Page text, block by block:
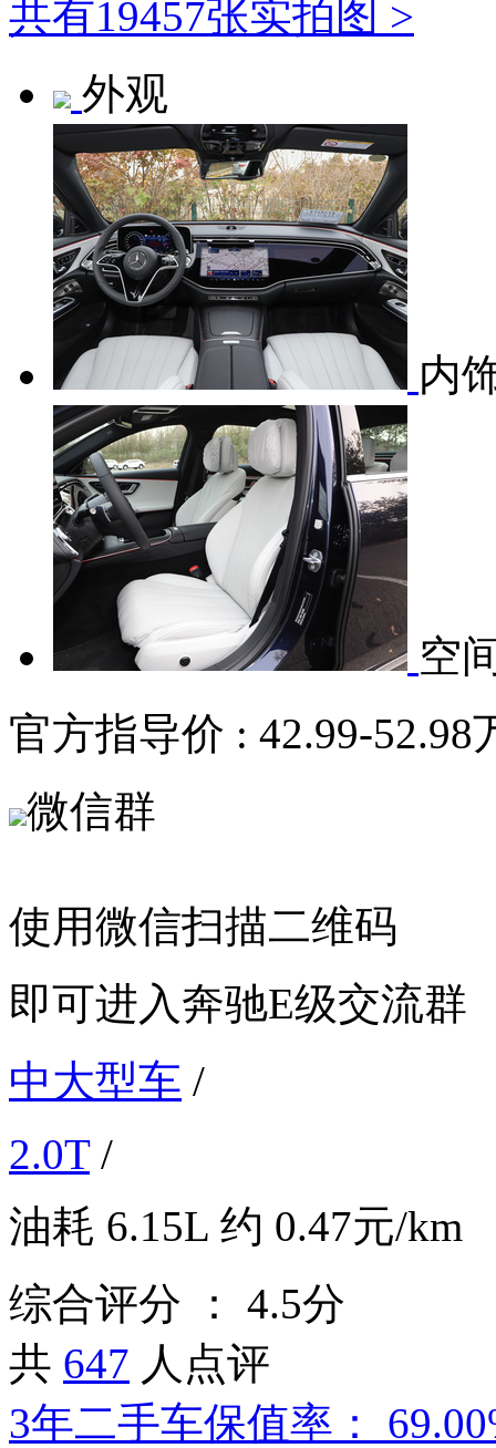
共有19457张实拍图 >
外观
内
空
官方指导价 : 42.99-52.98
微信群
使用微信扫描二维码
即可进入奔驰E级交流群
中大型车 /
2.0T /
油耗 6.15L 约 0.47元/km
综合评分 ：
4.5分
共 647 人点评
3年二手车保值率：